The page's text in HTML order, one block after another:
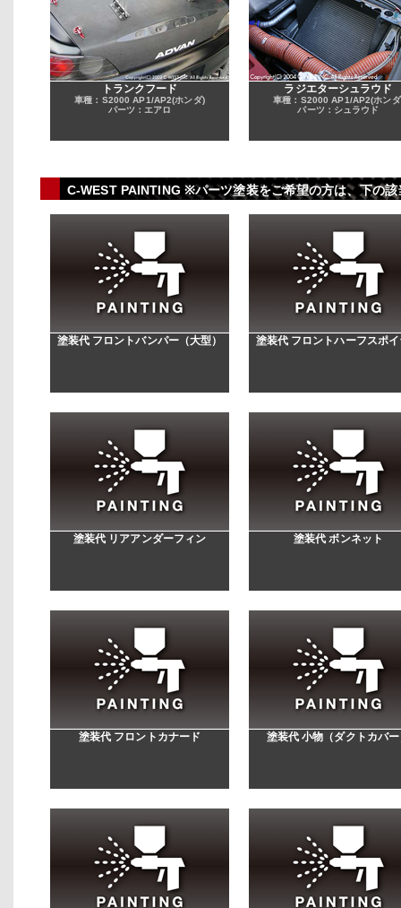
トランクフード
車種：S2000 AP1/AP2(ホンダ)
パーツ：エアロ
ラジエターシュラウド
車種：S2000 AP1/AP2(ホン
パーツ：シュラウド
C-WEST PAINTING ※パーツ塗装をご希望の方は、下の
塗装代 フロントバンパー（大型） 塗装代 フロントハーフスポ
塗装代 リアアンダーフィン 塗装代 ボンネット
塗装代 フロントカナード 塗装代 小物（ダクトカバ